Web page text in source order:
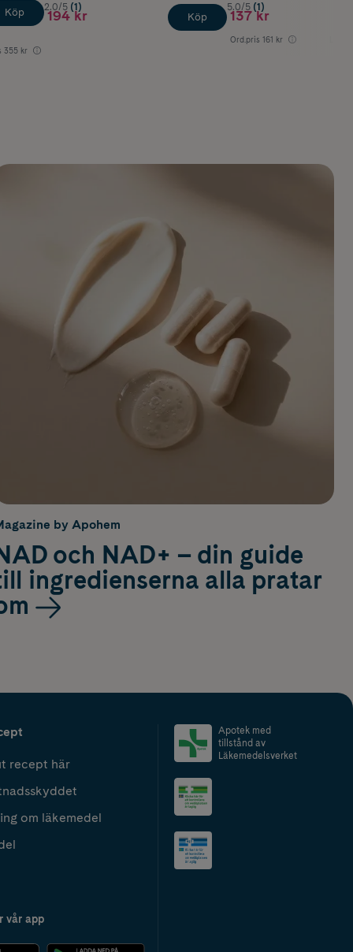
355 kr
Köp 2.0/5 (1)
194 kr Köp
5.0/5 (1)
137 kr
Ord.pris 161 kr
by Apohem
och NAD+ – din guide
ingredienserna alla pratar
recept här
om läkemedel
vår app
Apotek med
tillstånd av
Läkemedelsverket